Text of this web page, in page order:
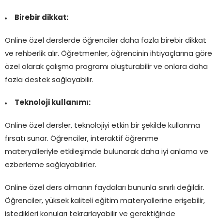
Birebir dikkat:
Online özel derslerde öğrenciler daha fazla birebir dikkat
ve rehberlik alır. Öğretmenler, öğrencinin ihtiyaçlarına göre
özel olarak çalışma programı oluşturabilir ve onlara daha
fazla destek sağlayabilir.
Teknoloji kullanımı:
Online özel dersler, teknolojiyi etkin bir şekilde kullanma
fırsatı sunar. Öğrenciler, interaktif öğrenme
materyalleriyle etkileşimde bulunarak daha iyi anlama ve
ezberleme sağlayabilirler.
Online özel ders almanın faydaları bununla sınırlı değildir.
Öğrenciler, yüksek kaliteli eğitim materyallerine erişebilir,
istedikleri konuları tekrarlayabilir ve gerektiğinde